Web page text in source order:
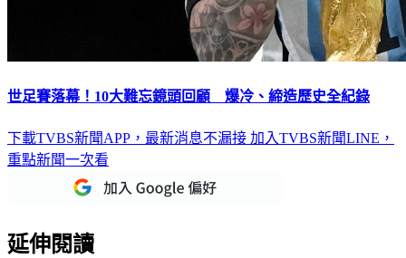
世足賽落幕！10大難忘鏡頭回顧 爆冷、締造歷史全紀錄
下載TVBS新聞APP，最新消息不漏接 加入TVBS新聞LINE，
重點新聞一次看
延伸閱讀